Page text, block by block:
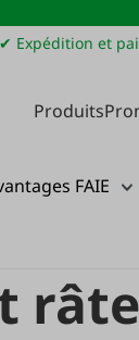
principale
✔ Expédition et
Produits
FAIE